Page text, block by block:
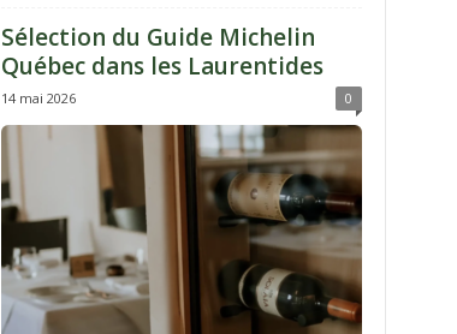
Sélection du Guide Michelin
Québec dans les Laurentides
14 mai 2026 0